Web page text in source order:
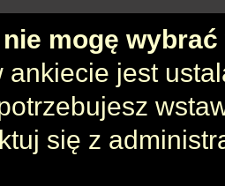
mogę
ankiecie jest
się z